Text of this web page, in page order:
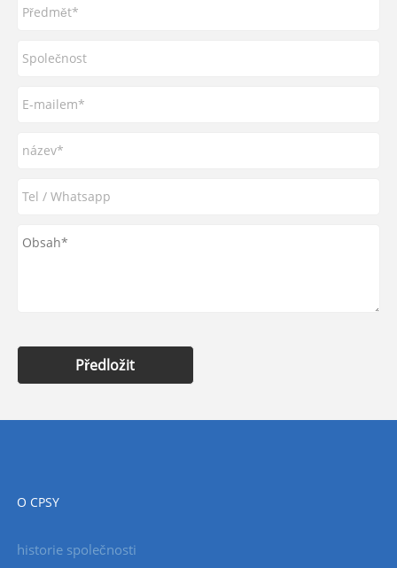
Předložit
O CPSY
historie společnosti